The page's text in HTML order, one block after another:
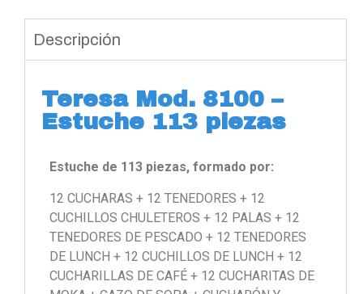
Descripción
Teresa Mod. 8100 –
Estuche 113 piezas
Estuche de 113 piezas, formado por:
12 CUCHARAS + 12 TENEDORES + 12
CUCHILLOS CHULETEROS + 12 PALAS + 12
TENEDORES DE PESCADO + 12 TENEDORES
DE LUNCH + 12 CUCHILLOS DE LUNCH + 12
CUCHARILLAS DE CAFÉ + 12 CUCHARITAS DE